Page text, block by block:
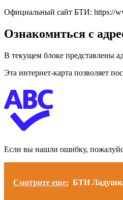
Официальный сайт БТИ: https://
Ознакомиться с
В текущем блоке представлены
Эта интернет-карта позволяет
Если вы нашли ошибку,
Смотрите еще: БТИ